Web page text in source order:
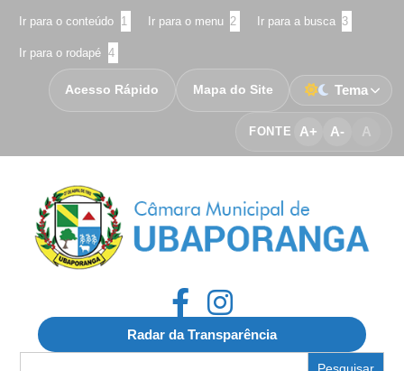
Ir para o conteúdo 1 Ir para o menu 2 Ir para a busca 3
Ir para o rodapé 4
FONTE A+ A- A
Acesso Rápido Mapa do Site Tema
Radar da Transparência